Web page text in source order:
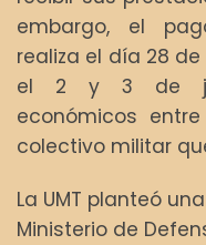
embargo, el
realiza el día 28
el 2 y 3 de
económicos
colectivo militar
La UMT planteó
Ministerio de